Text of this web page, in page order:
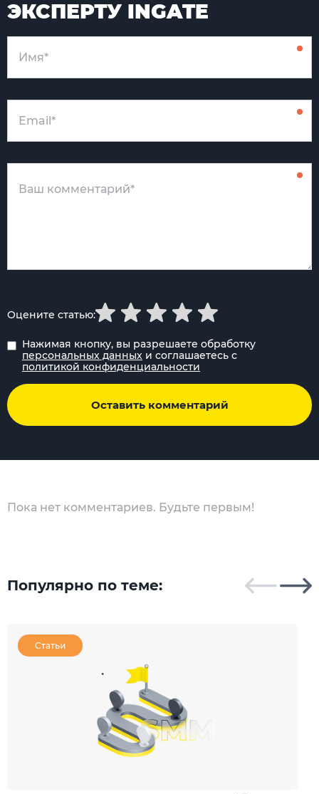
ЭКСПЕРТУ INGATE
Нажимая кнопку, вы разрешаете обработку
персональных данных и соглашаетесь с
политикой конфиденциальности
Оставить комментарий
Оцените статью:
Пока нет комментариев. Будьте первым!
Популярно по теме:
Статьи